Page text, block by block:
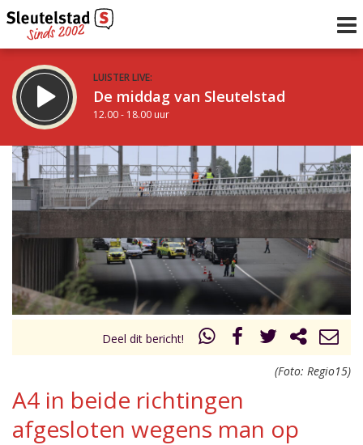
LUISTER LIVE:
De middag van Sleutelstad
12.00 - 18.00 uur
STRAKS:
De vrijdagavond met Keanu
18.00 - 19.00 uur
Vorig uur
uur 1 van 0 Volgend uur
Inklappen
Deel dit bericht!
(Foto: Regio15)
A4 in beide richtingen
afgesloten wegens man op